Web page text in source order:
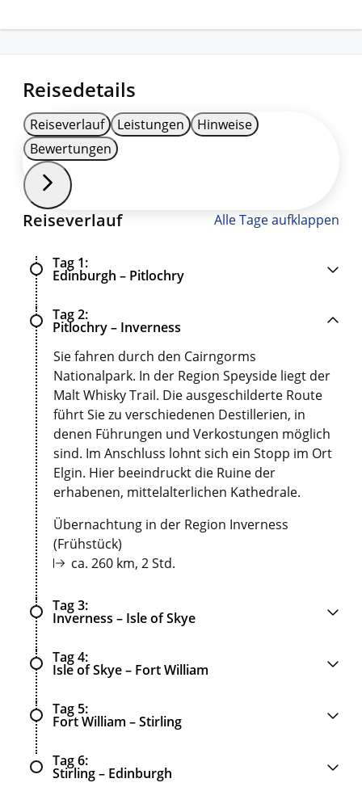
Reisedetails
Reiseverlauf Leistungen
Hinweise
Bewertungen
Reiseverlauf Alle Tage aufklappen
Tag 1
Edinburgh – Pitlochry
Tag 2
Pitlochry – Inverness
Sie fahren durch den Cairngorms
Nationalpark. In der Region Speyside liegt der
Malt Whisky Trail. Die ausgeschilderte Route
führt Sie zu verschiedenen Destillerien, in
denen Führungen und Verkostungen möglich
sind. Im Anschluss lohnt sich ein Stopp im Ort
Elgin. Hier beeindruckt die Ruine der
erhabenen, mittelalterlichen Kathedrale.
Übernachtung in der Region Inverness
(Frühstück)
ca. 260 km, 2 Std.
Tag 3
Inverness – Isle of Skye
Tag 4
Isle of Skye – Fort William
Tag 5
Fort William – Stirling
Tag 6
Stirling – Edinburgh